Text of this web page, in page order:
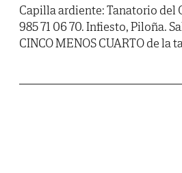
Capilla ardiente: Tanatorio del
985 71 06 70. Infiesto, Piloña.
CINCO MENOS CUARTO de la